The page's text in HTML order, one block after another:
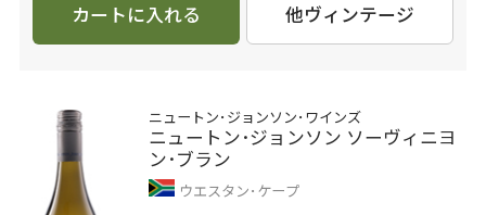
カートに入れる 他ヴィンテージ
ニュートン･ジョンソン･ワインズ
ニュートン･ジョンソン ソーヴィニヨ
ン･ブラン
ウエスタン･ケープ